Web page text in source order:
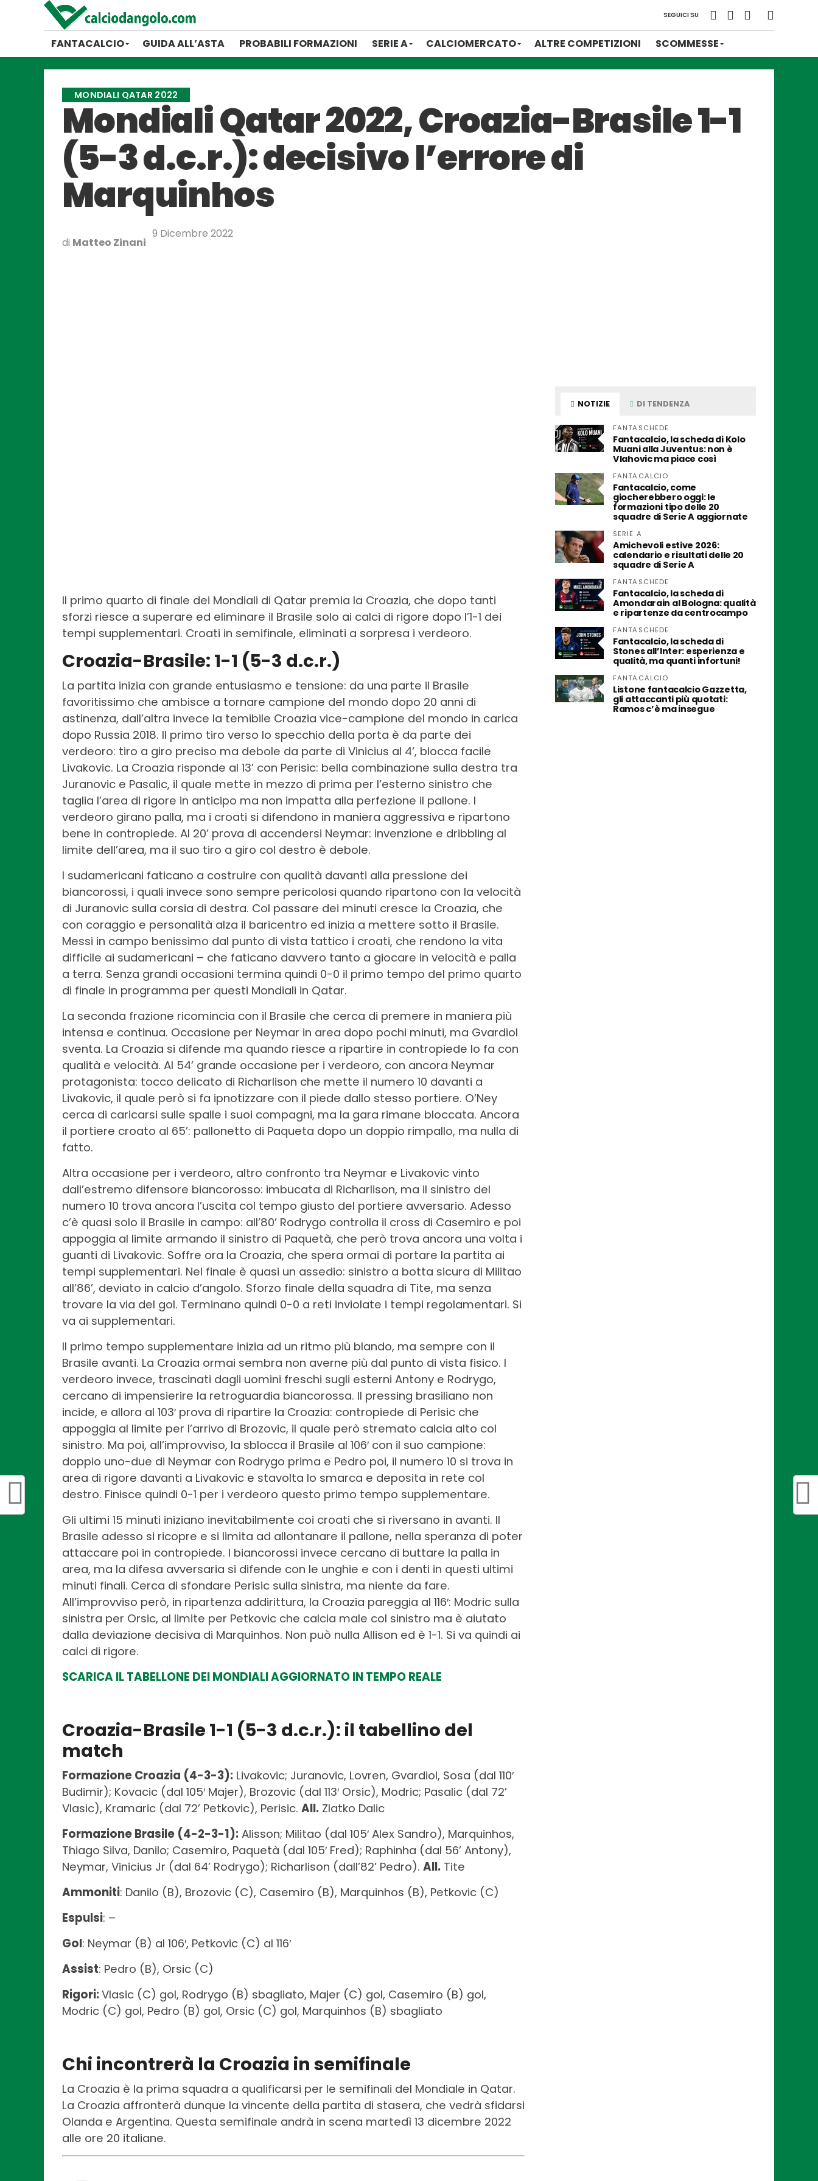
SEGUICI SU
FANTACALCIO GUIDA ALL’ASTA PROBABILI FORMAZIONI SERIE A CALCIOMERCATO ALTRE COMPETIZIONI SCOMMESSE
MONDIALI QATAR 2022
Mondiali Qatar 2022, Croazia-Brasile 1-1
(5-3 d.c.r.): decisivo l’errore di
Marquinhos
di Matteo Zinani
9 Dicembre 2022
Il primo quarto di finale dei Mondiali di Qatar premia la Croazia, che dopo tanti
sforzi riesce a superare ed eliminare il Brasile solo ai calci di rigore dopo l’1-1 dei
tempi supplementari. Croati in semifinale, eliminati a sorpresa i verdeoro.
Croazia-Brasile: 1-1 (5-3 d.c.r.)
La partita inizia con grande entusiasmo e tensione: da una parte il Brasile
favoritissimo che ambisce a tornare campione del mondo dopo 20 anni di
astinenza, dall’altra invece la temibile Croazia vice-campione del mondo in carica
dopo Russia 2018. Il primo tiro verso lo specchio della porta è da parte dei
verdeoro: tiro a giro preciso ma debole da parte di Vinicius al 4’, blocca facile
Livakovic. La Croazia risponde al 13’ con Perisic: bella combinazione sulla destra tra
Juranovic e Pasalic, il quale mette in mezzo di prima per l’esterno sinistro che
taglia l’area di rigore in anticipo ma non impatta alla perfezione il pallone. I
verdeoro girano palla, ma i croati si difendono in maniera aggressiva e ripartono
bene in contropiede. Al 20’ prova di accendersi Neymar: invenzione e dribbling al
limite dell’area, ma il suo tiro a giro col destro è debole.
I sudamericani faticano a costruire con qualità davanti alla pressione dei
biancorossi, i quali invece sono sempre pericolosi quando ripartono con la velocità
di Juranovic sulla corsia di destra. Col passare dei minuti cresce la Croazia, che
con coraggio e personalità alza il baricentro ed inizia a mettere sotto il Brasile.
Messi in campo benissimo dal punto di vista tattico i croati, che rendono la vita
difficile ai sudamericani – che faticano davvero tanto a giocare in velocità e palla
a terra. Senza grandi occasioni termina quindi 0-0 il primo tempo del primo quarto
di finale in programma per questi Mondiali in Qatar.
La seconda frazione ricomincia con il Brasile che cerca di premere in maniera più
intensa e continua. Occasione per Neymar in area dopo pochi minuti, ma Gvardiol
sventa. La Croazia si difende ma quando riesce a ripartire in contropiede lo fa con
qualità e velocità. Al 54’ grande occasione per i verdeoro, con ancora Neymar
protagonista: tocco delicato di Richarlison che mette il numero 10 davanti a
Livakovic, il quale però si fa ipnotizzare con il piede dallo stesso portiere. O’Ney
cerca di caricarsi sulle spalle i suoi compagni, ma la gara rimane bloccata. Ancora
il portiere croato al 65’: pallonetto di Paqueta dopo un doppio rimpallo, ma nulla di
fatto.
Altra occasione per i verdeoro, altro confronto tra Neymar e Livakovic vinto
dall’estremo difensore biancorosso: imbucata di Richarlison, ma il sinistro del
numero 10 trova ancora l’uscita col tempo giusto del portiere avversario. Adesso
c’è quasi solo il Brasile in campo: all’80’ Rodrygo controlla il cross di Casemiro e poi
appoggia al limite armando il sinistro di Paquetà, che però trova ancora una volta i
guanti di Livakovic. Soffre ora la Croazia, che spera ormai di portare la partita ai
tempi supplementari. Nel finale è quasi un assedio: sinistro a botta sicura di Militao
all’86’, deviato in calcio d’angolo. Sforzo finale della squadra di Tite, ma senza
trovare la via del gol. Terminano quindi 0-0 a reti inviolate i tempi regolamentari. Si
va ai supplementari.
Il primo tempo supplementare inizia ad un ritmo più blando, ma sempre con il
Brasile avanti. La Croazia ormai sembra non averne più dal punto di vista fisico. I
verdeoro invece, trascinati dagli uomini freschi sugli esterni Antony e Rodrygo,
cercano di impensierire la retroguardia biancorossa. Il pressing brasiliano non
incide, e allora al 103′ prova di ripartire la Croazia: contropiede di Perisic che
appoggia al limite per l’arrivo di Brozovic, il quale però stremato calcia alto col
sinistro. Ma poi, all’improvviso, la sblocca il Brasile al 106′ con il suo campione:
doppio uno-due di Neymar con Rodrygo prima e Pedro poi, il numero 10 si trova in
area di rigore davanti a Livakovic e stavolta lo smarca e deposita in rete col
destro. Finisce quindi 0-1 per i verdeoro questo primo tempo supplementare.
Gli ultimi 15 minuti iniziano inevitabilmente coi croati che si riversano in avanti. Il
Brasile adesso si ricopre e si limita ad allontanare il pallone, nella speranza di poter
attaccare poi in contropiede. I biancorossi invece cercano di buttare la palla in
area, ma la difesa avversaria si difende con le unghie e con i denti in questi ultimi
minuti finali. Cerca di sfondare Perisic sulla sinistra, ma niente da fare.
All’improvviso però, in ripartenza addirittura, la Croazia pareggia al 116′: Modric sulla
sinistra per Orsic, al limite per Petkovic che calcia male col sinistro ma è aiutato
dalla deviazione decisiva di Marquinhos. Non può nulla Allison ed è 1-1. Si va quindi ai
calci di rigore.
SCARICA IL TABELLONE DEI MONDIALI AGGIORNATO IN TEMPO REALE
Croazia-Brasile 1-1 (5-3 d.c.r.): il tabellino del
match
Formazione Croazia (4-3-3): Livakovic; Juranovic, Lovren, Gvardiol, Sosa (dal 110′
Budimir); Kovacic (dal 105′ Majer), Brozovic (dal 113′ Orsic), Modric; Pasalic (dal 72’
Vlasic), Kramaric (dal 72’ Petkovic), Perisic. All. Zlatko Dalic
Formazione Brasile (4-2-3-1): Alisson; Militao (dal 105′ Alex Sandro), Marquinhos,
Thiago Silva, Danilo; Casemiro, Paquetà (dal 105′ Fred); Raphinha (dal 56’ Antony),
Neymar, Vinicius Jr (dal 64’ Rodrygo); Richarlison (dall’82’ Pedro). All. Tite
Ammoniti: Danilo (B), Brozovic (C), Casemiro (B), Marquinhos (B), Petkovic (C)
Espulsi: –
Gol: Neymar (B) al 106′, Petkovic (C) al 116′
Assist: Pedro (B), Orsic (C)
Rigori:Vlasic (C) gol, Rodrygo (B) sbagliato, Majer (C) gol, Casemiro (B) gol,
Modric (C) gol, Pedro (B) gol, Orsic (C) gol, Marquinhos (B) sbagliato
Chi incontrerà la Croazia in semifinale
La Croazia è la prima squadra a qualificarsi per le semifinali del Mondiale in Qatar.
La Croazia affronterà dunque la vincente della partita di stasera, che vedrà sfidarsi
Olanda e Argentina. Questa semifinale andrà in scena martedì 13 dicembre 2022
alle ore 20 italiane.
NOTIZIE DI TENDENZA
FANTASCHEDE
Fantacalcio, la scheda di Kolo
Muani alla Juventus: non è
Vlahovic ma piace così
FANTACALCIO
Fantacalcio, come
giocherebbero oggi: le
formazioni tipo delle 20
squadre di Serie A aggiornate
SERIE A
Amichevoli estive 2026:
calendario e risultati delle 20
squadre di Serie A
FANTASCHEDE
Fantacalcio, la scheda di
Amondarain al Bologna: qualità
e ripartenze da centrocampo
FANTASCHEDE
Fantacalcio, la scheda di
Stones all’Inter: esperienza e
qualità, ma quanti infortuni!
FANTACALCIO
Listone fantacalcio Gazzetta,
gli attaccanti più quotati:
Ramos c’è ma insegue